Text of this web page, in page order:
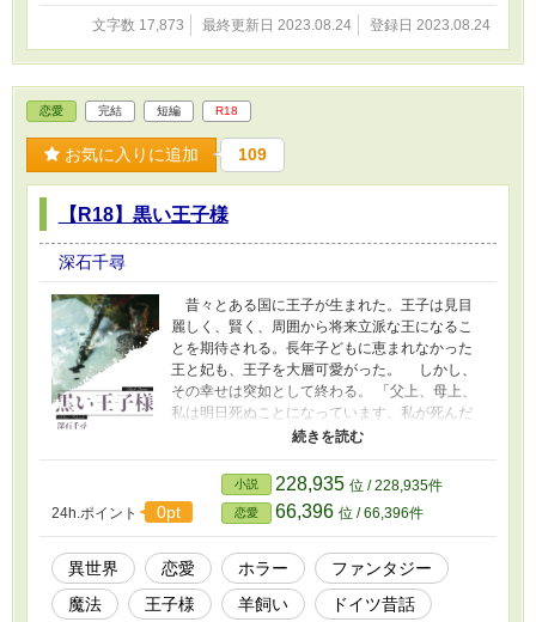
文字数 17,873 最終更新日 2023.08.24 登録日 2023.08.24
恋愛 完結 短編 R18
お気に入りに追加 109
【R18】黒い王子様
深石千尋
昔々とある国に王子が生まれた。王子は見目
麗しく、賢く、周囲から将来立派な王になるこ
とを期待される。長年子どもに恵まれなかった
王と妃も、王子を大層可愛がった。 しかし、
その幸せは突如として終わる。 「父上、母上、
私は明日死ぬことになっています。私が死んだ
らどうか棺の守（も）り人に、今まで一度も罪
てください」 王子が成人を迎えた日、王子は
不吉な言葉を残して死んでしまったのだ。 王
子を深く愛していた王と妃は深く悲しみ、王子
を信じて棺の守り人を付けることにした。 と
ころが、どの者も一日ともたない。 なぜなら
夜な夜な死の淵から蘇った王子が、自らの守り
人を殺し回っていたからだった。 やがて、国
24h.ポイント 0pt
小説 228,935 位 / 228,935件
恋愛 66,396 位 / 66,396件
異世界 恋愛 ホラー
ファンタジー
魔法
王子様 羊飼い
ドイツ昔話